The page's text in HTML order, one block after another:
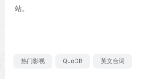
站。
热门影视 QuoDB 英文台词